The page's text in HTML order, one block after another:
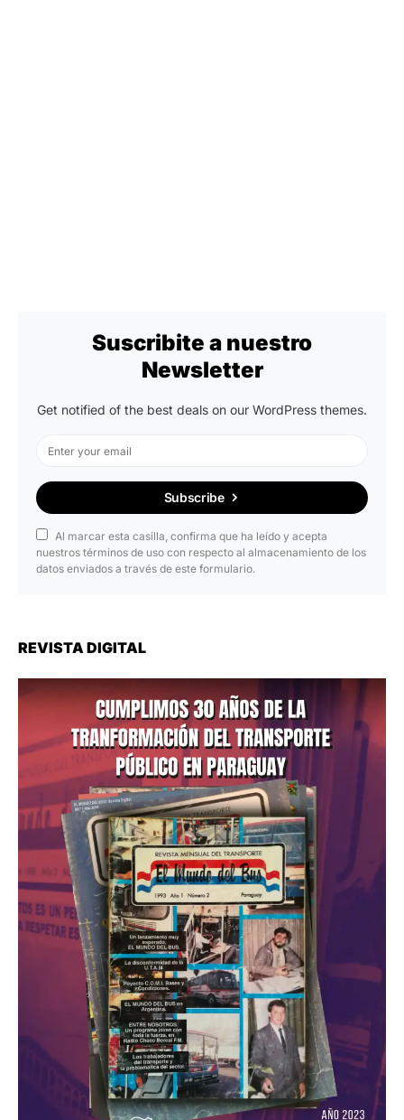
Suscribite a nuestro
Newsletter
Get notified of the best deals on our WordPress themes.
Subscribe
Al marcar esta casilla, confirma que ha leído y acepta
nuestros términos de uso con respecto al almacenamiento de los
datos enviados a través de este formulario.
REVISTA DIGITAL